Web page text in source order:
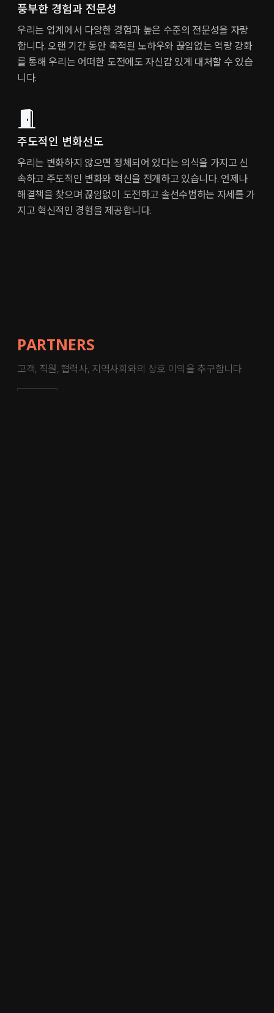
풍부한 경험과 전문성
우리는 업계에서 다양한 경험과 높은 수준의 전문성을 자랑
합니다. 오랜 기간 동안 축적된 노하우와 끊임없는 역량 강화
를 통해 우리는 어떠한 도전에도 자신감 있게 대처할 수 있습
니다.
주도적인 변화선도
우리는 변화하지 않으면 정체되어 있다는 의식을 가지고 신
속하고 주도적인 변화와 혁신을 전개하고 있습니다. 언제나
해결책을 찾으며 끊임없이 도전하고 솔선수범하는 자세를 가
지고 혁신적인 경험을 제공합니다.
PARTNERS
고객, 직원, 협력사, 지역사회와의 상호 이익을 추구합니다.